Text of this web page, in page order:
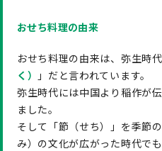
おせち料理の由来
おせち料理の由来は、弥生時
く）
」だと言われています。
弥生時代には中国より稲作が
ました。
そして「節（せち）」を季節
み）の文化が広がった時代でも